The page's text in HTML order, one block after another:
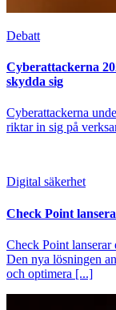
Debatt
Cyberattackerna
skydda sig
Cyberattackerna
riktar in sig på
Digital säkerhet
Check Point
Check Point
Den nya lösningen
och optimera [...]